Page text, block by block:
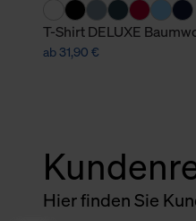
T-Shirt DELUXE
ab 31,90 €
Hier finden Sie